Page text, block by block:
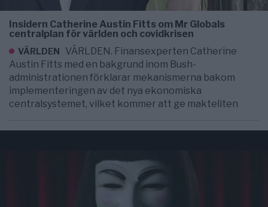
Insidern Catherine Austin Fitts om Mr Globals
centralplan för världen och covidkrisen
VÄRLDEN
VÄRLDEN. Finansexperten Catherine
Austin Fitts med en bakgrund inom Bush-
administrationen förklarar mekanismerna bakom
implementeringen av det nya ekonomiska
centralsystemet, vilket kommer att ge makteliten